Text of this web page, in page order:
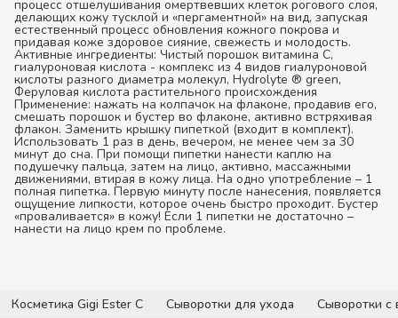
процесс отшелушивания омертвевших клеток рогового слоя,
делающих кожу тусклой и «пергаментной» на вид, запуская
естественный процесс обновления кожного покрова и
придавая коже здоровое сияние, свежесть и молодость.
Активные ингредиенты: Чистый порошок витамина С,
гиалуроновая кислота - комплекс из 4 видов гиалуроновой
кислоты разного диаметра молекул, Hydrolyte ® green,
Феруловая кислота растительного происхождения
Применение: нажать на колпачок на флаконе, продавив его,
смешать порошок и бустер во флаконе, активно встряхивая
флакон. Заменить крышку пипеткой (входит в комплект).
Использовать 1 раз в день, вечером, не менее чем за 30
минут до сна. При помощи пипетки нанести каплю на
подушечку пальца, затем на лицо, активно, массажными
движениями, втирая в кожу лица. На одно употребление – 1
полная пипетка. Первую минуту после нанесения, появляется
ощущение липкости, которое очень быстро проходит. Бустер
«проваливается» в кожу! Если 1 пипетки не достаточно –
нанести на лицо крем по проблеме.
Косметика Gigi Ester C Сыворотки для ухода Сыворотки с